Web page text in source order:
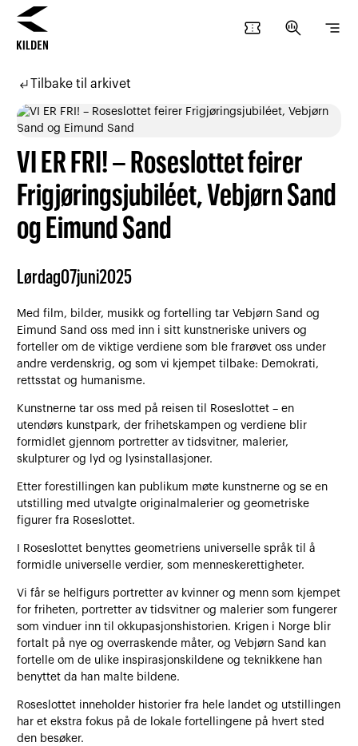
confirmation_number search_insights segment
subdirectory_arrow_leftTilbake til arkivet
VI ER FRI! – Roseslottet feirer
Frigjøringsjubiléet, Vebjørn Sand
og Eimund Sand
Lørdag07juni2025
Med film, bilder, musikk og fortelling tar Vebjørn Sand og
Eimund Sand oss med inn i sitt kunstneriske univers og
forteller om de viktige verdiene som ble frarøvet oss under
andre verdenskrig, og som vi kjempet tilbake: Demokrati,
rettsstat og humanisme.
Kunstnerne tar oss med på reisen til Roseslottet – en
utendørs kunstpark, der frihetskampen og verdiene blir
formidlet gjennom portretter av tidsvitner, malerier,
skulpturer og lyd og lysinstallasjoner.
Etter forestillingen kan publikum møte kunstnerne og se en
utstilling med utvalgte originalmalerier og geometriske
figurer fra Roseslottet.
I Roseslottet benyttes geometriens universelle språk til å
formidle universelle verdier, som menneskerettigheter.
Vi får se helfigurs portretter av kvinner og menn som kjempet
for friheten, portretter av tidsvitner og malerier som fungerer
som vinduer inn til okkupasjonshistorien. Krigen i Norge blir
fortalt på nye og overraskende måter, og Vebjørn Sand kan
fortelle om de ulike inspirasjonskildene og teknikkene han
benyttet da han malte bildene.
Roseslottet inneholder historier fra hele landet og utstillingen
har et ekstra fokus på de lokale fortellingene på hvert sted
den besøker.